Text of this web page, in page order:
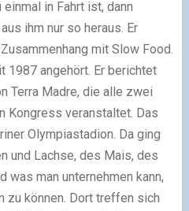
in Fahrt ist, dann
ihm nur so heraus. Er
mit Slow Food.
1987 angehört. Er berichtet
Terra Madre, die alle zwei
Kongress veranstaltet. Das
Olympiastadion. Da ging
und Lachse, des Mais, des
was man unternehmen kann,
zu können. Dort treffen sich